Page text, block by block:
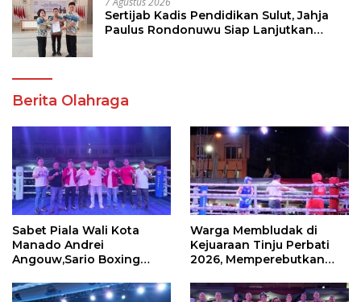
Sertijab Kadis Pendidikan Sulut, Jahja
Paulus Rondonuwu Siap Lanjutkan
Berita Olahraga
Sabet Piala Wali Kota
Manado Andrei
Angouw,Sario Boxing
Perbati 2026
Warga Membludak di
Kejuaraan Tinju Perbati
2026, Memperebutkan